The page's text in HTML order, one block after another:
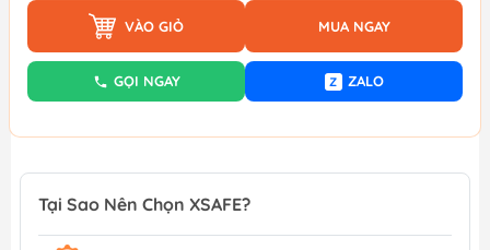
VÀO GIỎ MUA NGAY
GỌI NGAY Z ZALO
Tại Sao Nên Chọn XSAFE?